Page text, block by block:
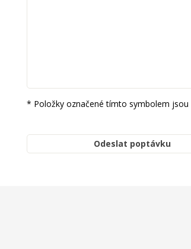
* Položky označené tímto symbolem jsou